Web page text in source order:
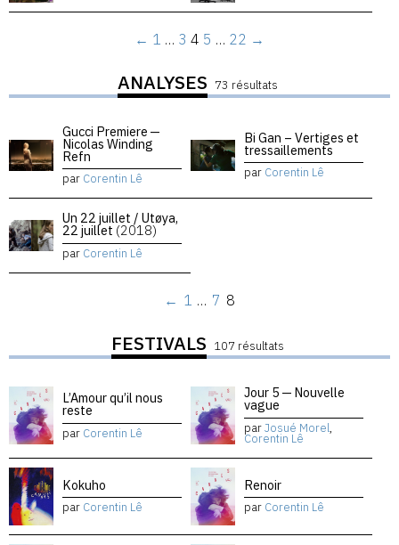
← 1 … 3 4 5 … 22 →
ANALYSES 73 résultats
Gucci Premiere —
Nicolas Winding
Refn
par Corentin Lê
Bi Gan – Vertiges et
tressaillements
par Corentin Lê
Un 22 juillet / Utøya,
22 juillet (2018)
par Corentin Lê
← 1 … 7 8
FESTIVALS 107 résultats
L’Amour qu’il nous
reste
par Corentin Lê
Jour 5 — Nouvelle
vague
parJosué Morel,
Corentin Lê
Kokuho
par Corentin Lê
Renoir
par Corentin Lê